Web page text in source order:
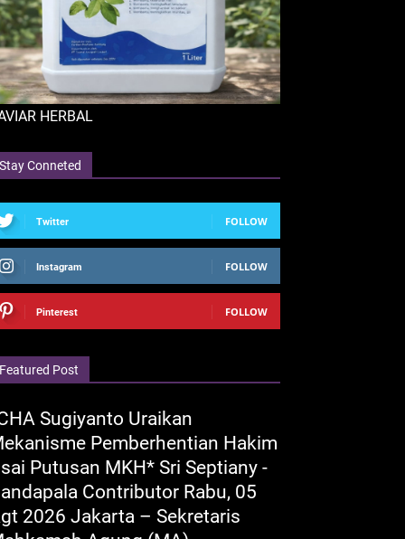
HERBAL
Stay Conneted
Twitter FOLLOW
Instagram FOLLOW
Pinterest FOLLOW
Featured Post
Sugiyanto Uraikan
Pemberhentian Hakim
Putusan MKH* Sri Septiany -
Contributor Rabu, 05
2026 Jakarta – Sekretaris